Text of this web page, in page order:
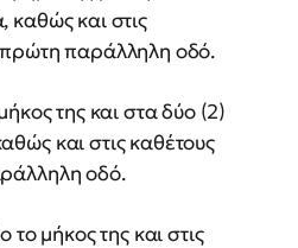
καθώς και στις
πρώτη παράλληλη οδό.
της και στα δύο (2)
και στις καθέτους
οδό.
μήκος της και στις